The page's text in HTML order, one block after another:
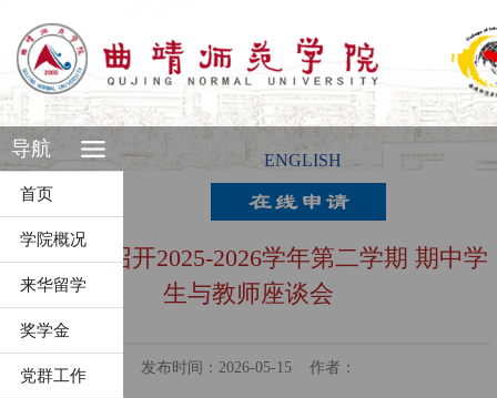
ENGLISH
导航
首页
学院概况
来华留学
奖学金
党群工作
国际学院召开2025-2026学年第二学期 期中学
生与教师座谈会
发布时间：2026-05-15 作者：